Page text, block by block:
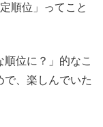
順位」ってこと
位に？」的なこ
で、楽しんでいた